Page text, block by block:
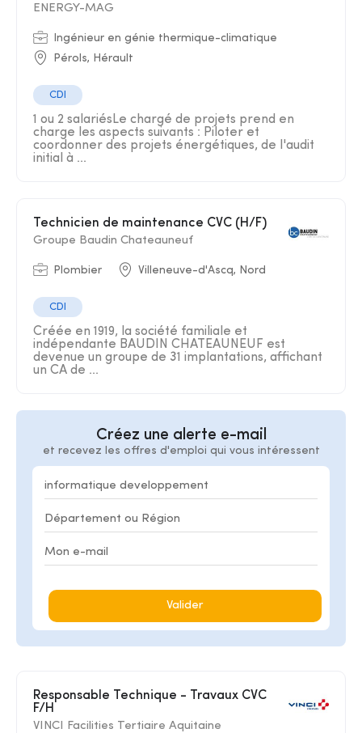
ENERGY-MAG
Ingénieur en génie thermique-climatique
Pérols, Hérault
CDI
1 ou 2 salariésLe chargé de projets prend en
charge les aspects suivants : Piloter et
coordonner des projets énergétiques, de l'audit
initial à ...
Technicien de maintenance CVC (H/F)
Groupe Baudin Chateauneuf
Plombier Villeneuve-d'Ascq, Nord
CDI
Créée en 1919, la société familiale et
indépendante BAUDIN CHATEAUNEUF est
devenue un groupe de 31 implantations, affichant
un CA de ...
Créez une alerte e-mail
et recevez les offres d'emploi qui vous intéressent
Valider
Responsable Technique - Travaux CVC
F/H
VINCI Facilities Tertiaire Aquitaine